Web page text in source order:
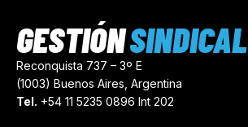
Reconquista 737 – 3º E
(1003) Buenos Aires, Argentina
Tel. +54 11 5235 0896 Int 202
GESTIÓNSINDICAL